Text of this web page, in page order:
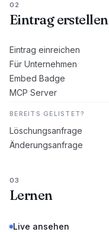
02
Eintrag erstellen
Eintrag einreichen
Für Unternehmen
Embed Badge
MCP Server
BEREITS GELISTET?
Löschungsanfrage
Änderungsanfrage
03
Lernen
Live ansehen